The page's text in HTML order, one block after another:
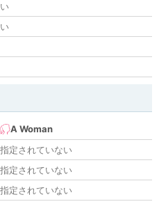
A Woman
指定されていない
指定されていない
指定されていない